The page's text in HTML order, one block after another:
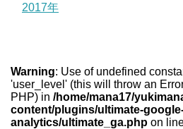
2017年
Warning: Use of undefined
'user_level' (this will throw an
PHP) in /home/mana17/
content/plugins/ultimate-
analytics/ultimate_ga.php on